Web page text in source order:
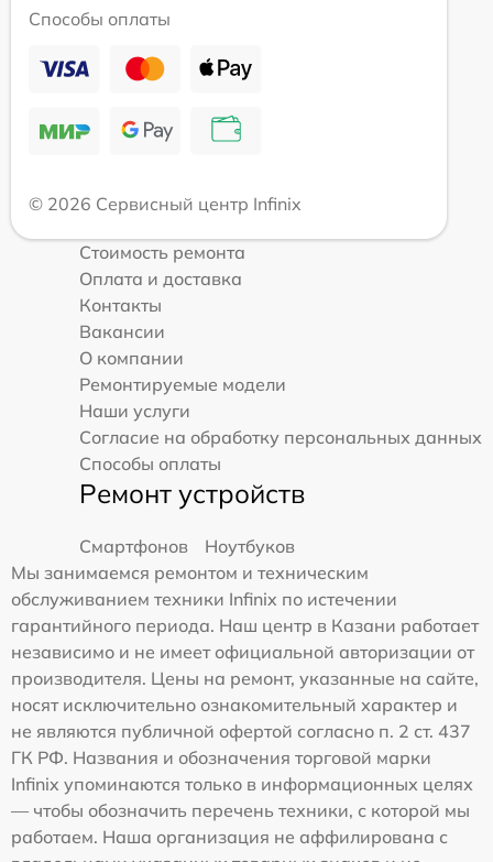
Способы оплаты
© 2026 Сервисный центр Infinix
Стоимость ремонта
Оплата и доставка
Контакты
Вакансии
О компании
Ремонтируемые модели
Наши услуги
Согласие на обработку персональных данных
Способы оплаты
Ремонт устройств
Смартфонов
Ноутбуков
Мы занимаемся ремонтом и техническим
обслуживанием техники Infinix по истечении
гарантийного периода. Наш центр в Казани работает
независимо и не имеет официальной авторизации от
производителя. Цены на ремонт, указанные на сайте,
носят исключительно ознакомительный характер и
не являются публичной офертой согласно п. 2 ст. 437
ГК РФ. Названия и обозначения торговой марки
Infinix упоминаются только в информационных целях
— чтобы обозначить перечень техники, с которой мы
работаем. Наша организация не аффилирована с